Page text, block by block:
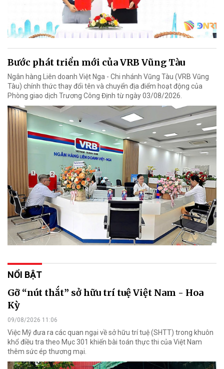
Bước phát triển mới của VRB Vũng Tàu
Ngân hàng Liên doanh Việt Nga - Chi nhánh Vũng Tàu (VRB Vũng
Tàu) chính thức thay đổi tên và chuyển địa điểm hoạt động của
Phòng giao dịch Trương Công Định từ ngày 03/08/2026.
NỔI BẬT
Gỡ “nút thắt” sở hữu trí tuệ Việt Nam - Hoa
Kỳ
09/08/2026 11:06
Việc Mỹ đưa ra các quan ngại về sở hữu trí tuệ (SHTT) trong khuôn
khổ điều tra theo Mục 301 khiến bài toán thực thi của Việt Nam
thêm sức ép thương mại.